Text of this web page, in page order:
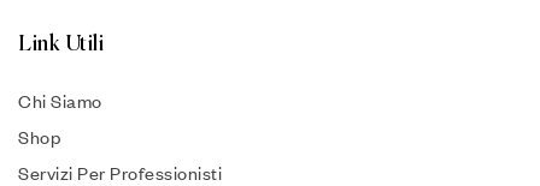
Link Utili
Chi Siamo
Shop
Servizi Per Professionisti